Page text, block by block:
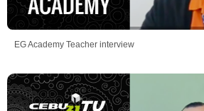
EG Academy Teacher interview